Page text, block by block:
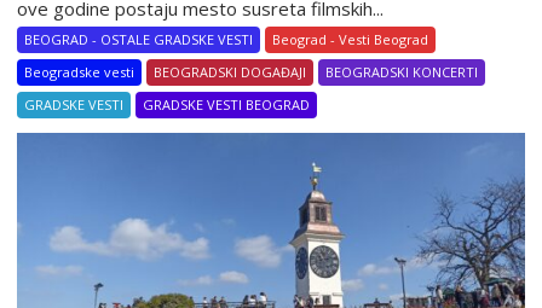
ove godine postaju mesto susreta filmskih...
BEOGRAD - OSTALE GRADSKE VESTI
Beograd - Vesti Beograd
Beogradske vesti
BEOGRADSKI DOGAĐAJI
BEOGRADSKI KONCERTI
GRADSKE VESTI
GRADSKE VESTI BEOGRAD